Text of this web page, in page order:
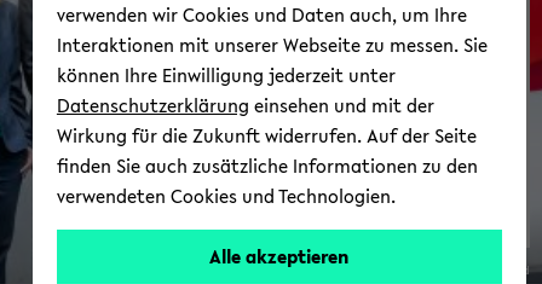
Reden und Gruß­wor­te der
Rek­to­rin
© Uni­ver­si­tät Bie­le­feld
verwenden wir Cookies und Daten auch, um Ihre
Interaktionen mit unserer Webseite zu messen. Sie
können Ihre Einwilligung jederzeit unter
Datenschutzerklärung einsehen und mit der
Wirkung für die Zukunft widerrufen. Auf der Seite
finden Sie auch zusätzliche Informationen zu den
verwendeten Cookies und Technologien.
Alle akzeptieren